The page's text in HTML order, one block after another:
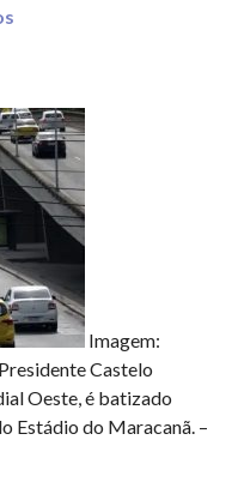
Imagem:
Castelo
Oeste, é batizado
Estádio do Maracanã. –